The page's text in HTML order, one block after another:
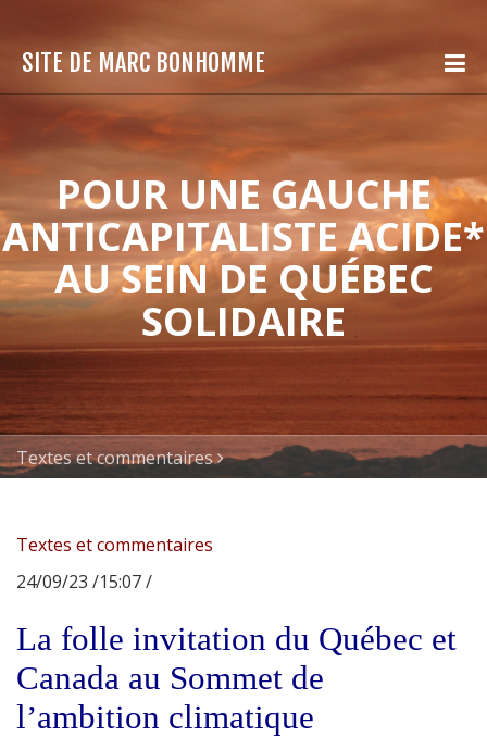
SITE DE MARC BONHOMME
POUR UNE GAUCHE
ANTICAPITALISTE ACIDE*
AU SEIN DE QUÉBEC
SOLIDAIRE
Textes et commentaires
Textes et commentaires
24/09/23 /15:07 /
La folle invitation du Québec et
Canada au Sommet de
l’ambition climatique